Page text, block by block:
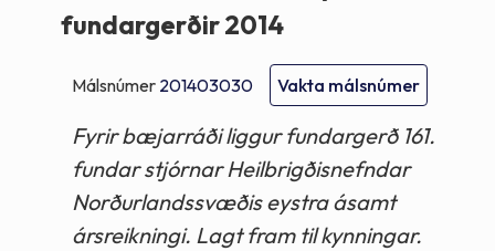
fundargerðir 2014
Málsnúmer 201403030 Vakta málsnúmer
Fyrir bæjarráði liggur fundargerð 161.
fundar stjórnar Heilbrigðisnefndar
Norðurlandssvæðis eystra ásamt
ársreikningi. Lagt fram til kynningar.